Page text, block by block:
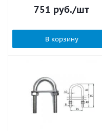
751 руб./шт
В корзину